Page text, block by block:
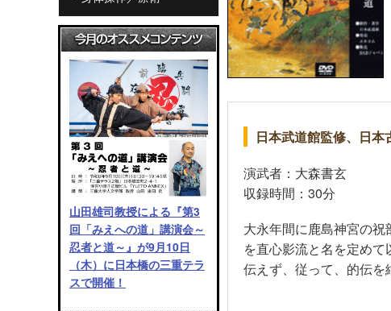
山田雄司教授による『第3
回「みえへの道」講演会～
忍者と道～』が9月10日
（木）に日本橋の三重テラ
スで開催！
日本武道館監修、日本
演武者：大森書玄
収録時間：30分
大永年間に鹿島神宮の
を直心影流と名を定め
伝えず、従って、的伝を